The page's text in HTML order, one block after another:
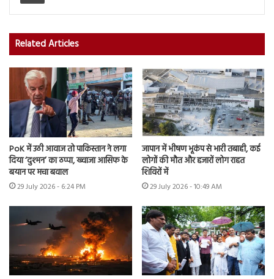
Related Articles
PoK में उठी आवाज तो पाकिस्तान ने लगा
दिया ‘दुश्मन’ का ठप्पा, ख्वाजा आसिफ के
बयान पर मचा बवाल
29 July 2026 - 6:24 PM
जापान में भीषण भूकंप से भारी तबाही, कई
लोगों की मौत और हजारों लोग राहत
शिविरों में
29 July 2026 - 10:49 AM